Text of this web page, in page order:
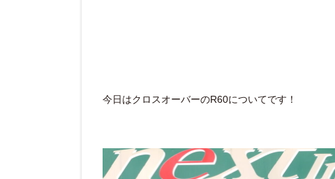
今日はクロスオーバーのR60についてです！